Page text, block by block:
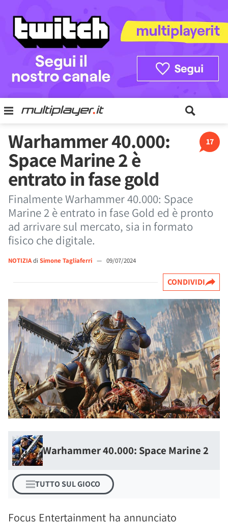
17
Warhammer 40.000:
Space Marine 2 è
entrato in fase gold
Finalmente Warhammer 40.000: Space
Marine 2 è entrato in fase Gold ed è pronto
ad arrivare sul mercato, sia in formato
fisico che digitale.
NOTIZIAdi Simone Tagliaferri — 09/07/2024
CONDIVIDI
Warhammer 40.000: Space Marine 2
TUTTO SUL GIOCO
Focus Entertainment ha annunciato